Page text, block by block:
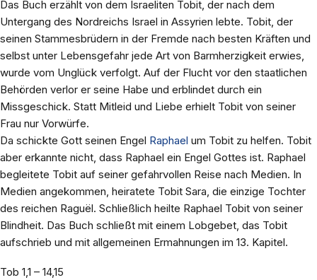
Das Buch erzählt von dem Israeliten Tobit, der nach dem
Untergang des Nordreichs Israel in Assyrien lebte. Tobit, der
seinen Stammesbrüdern in der Fremde nach besten Kräften und
selbst unter Lebensgefahr jede Art von Barmherzigkeit erwies,
wurde vom Unglück verfolgt. Auf der Flucht vor den staatlichen
Behörden verlor er seine Habe und erblindet durch ein
Missgeschick. Statt Mitleid und Liebe erhielt Tobit von seiner
Frau nur Vorwürfe.
Da schickte Gott seinen Engel Raphael um Tobit zu helfen. Tobit
aber erkannte nicht, dass Raphael ein Engel Gottes ist. Raphael
begleitete Tobit auf seiner gefahrvollen Reise nach Medien. In
Medien angekommen, heiratete Tobit Sara, die einzige Tochter
des reichen Raguël. Schließlich heilte Raphael Tobit von seiner
Blindheit. Das Buch schließt mit einem Lobgebet, das Tobit
aufschrieb und mit allgemeinen Ermahnungen im 13. Kapitel.
Tob 1,1 – 14,15